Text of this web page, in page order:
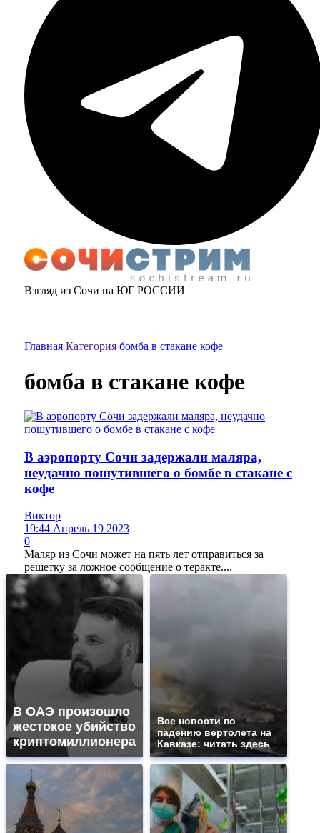
Взгляд из Сочи на ЮГ РОССИИ
Главная Категория бомба в стакане кофе
бомба в стакане кофе
В аэропорту Сочи задержали маляра,
неудачно пошутившего о бомбе в стакане с
кофе
Виктор
19:44 Апрель 19 2023
0
Маляр из Сочи может на пять лет отправиться за
решетку за ложное сообщение о теракте....
В ОАЭ произошло
жестокое убийство
криптомиллионера
Все новости по
падению вертолета на
Кавказе: читать здесь